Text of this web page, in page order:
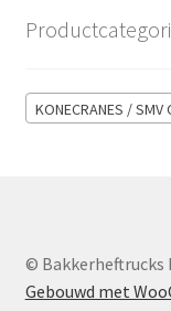
KONECRANES / SMV
© Bakkerheftrucks
Gebouwd met